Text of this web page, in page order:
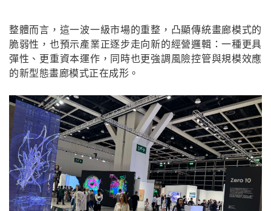
整體而言，這一波一級市場的重整，凸顯傳統畫廊模式的
脆弱性，也預示產業正逐步走向新的經營邏輯：一種更具
彈性、更重資本運作，同時也更強調風險控管與規模效應
的新型態畫廊模式正在成形。